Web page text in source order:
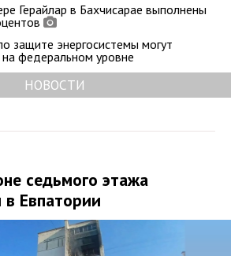
Герайлар в Бахчисарае выполнены
защите энергосистемы могут
на федеральном уровне
НОВОСТИ
седьмого этажа
Евпатории